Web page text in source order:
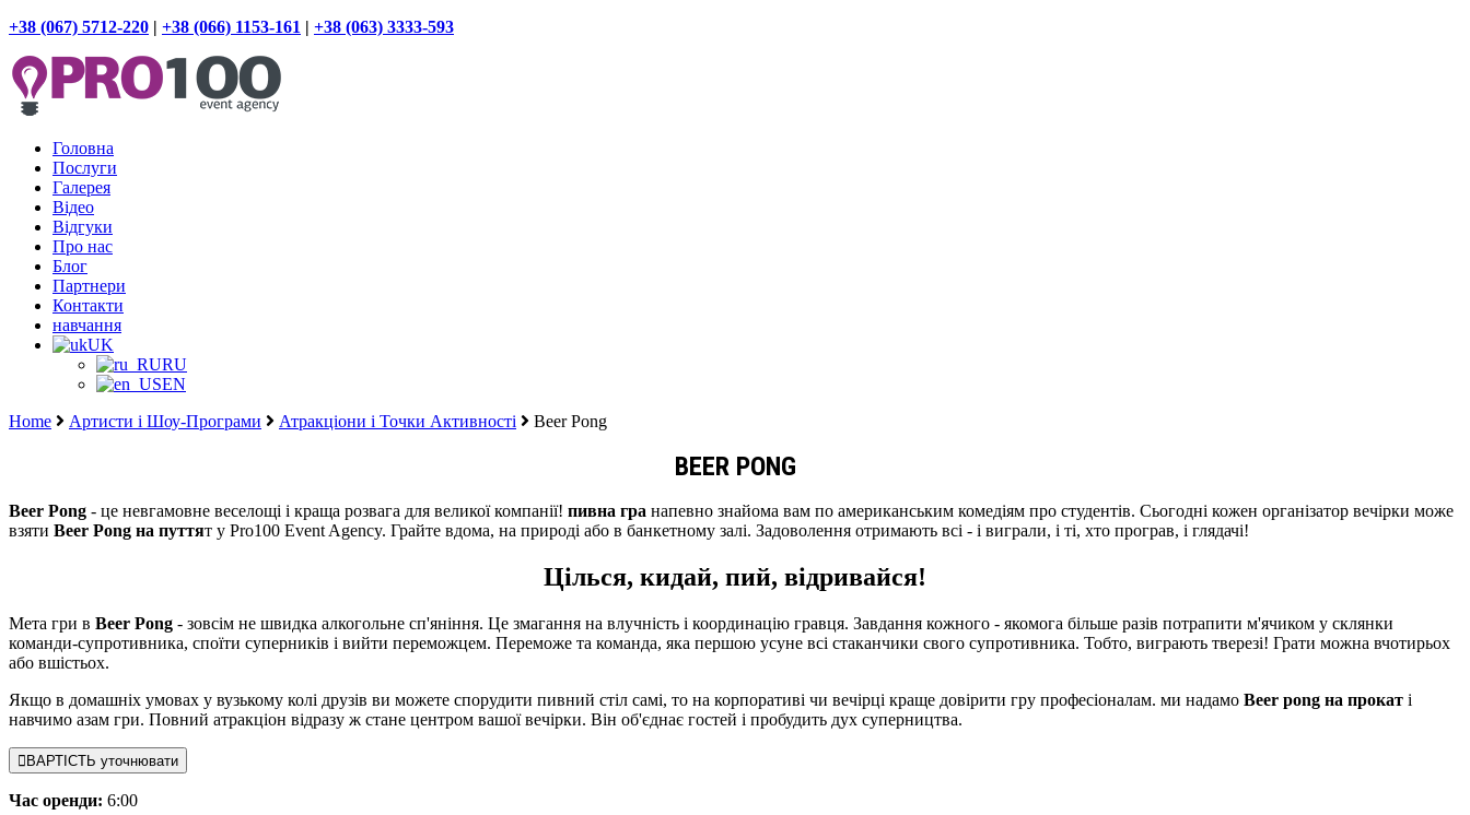
+38 (067) 5712-220 | +38 (066) 1153-161 | +38 (063) 3333-593
Головна
Послуги
Галерея
Відео
Відгуки
Про нас
Блог
Партнери
Контакти
навчання
UK
RU
EN
Home
Артисти і Шоу-Програми Атракціони і Точки Активності Beer Pong
BEER PONG
Beer Pong - це невгамовне веселощі і краща розвага для великої компанії! пивна гра напевно знайома вам по американським комедіям про студентів. Сьогодні кожен організатор вечірки може
взяти Beer Pong на путтят у Pro100 Event Agency. Грайте вдома, на природі або в банкетному залі. Задоволення отримають всі - і виграли, і ті, хто програв, і глядачі!
Цілься, кидай, пий, відривайся!
Мета гри в Beer Pong - зовсім не швидка алкогольне сп'яніння. Це змагання на влучність і координацію гравця. Завдання кожного - якомога більше разів потрапити м'ячиком у склянки
команди-супротивника, споїти суперників і вийти переможцем. Переможе та команда, яка першою усуне всі стаканчики свого супротивника. Тобто, виграють тверезі! Грати можна вчотирьох
або вшістьох.
Якщо в домашніх умовах у вузькому колі друзів ви можете спорудити пивний стіл самі, то на корпоративі чи вечірці краще довірити гру професіоналам. ми надамо Beer pong на прокат і
навчимо азам гри. Повний атракціон відразу ж стане центром вашої вечірки. Він об'єднає гостей і пробудить дух суперництва.
ВАРТІСТЬ уточнювати
Час оренди: 6:00